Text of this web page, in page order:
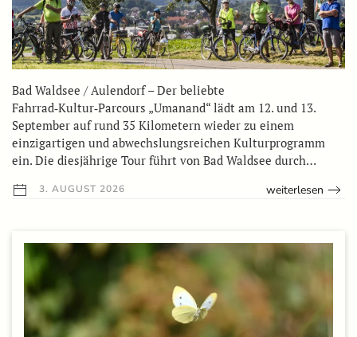
Bad Waldsee / Aulendorf – Der beliebte
Fahrrad‑Kultur‑Parcours „Umanand“ lädt am 12. und 13.
September auf rund 35 Kilometern wieder zu einem
einzigartigen und abwechslungsreichen Kulturprogramm
ein. Die diesjährige Tour führt von Bad Waldsee durch…
3. AUGUST 2026 weiterlesen